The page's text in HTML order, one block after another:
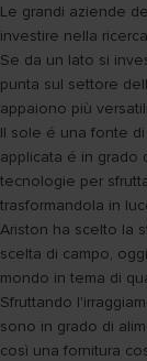
Le grandi aziende
investire nella
Se da un lato si
punta sul settore
appaiono più
Il sole é una fonte
applicata é in grado
tecnologie per
trasformandola in
Ariston ha scelto la
scelta di campo,
mondo in tema di
Sfruttando
sono in grado di
così una fornitura